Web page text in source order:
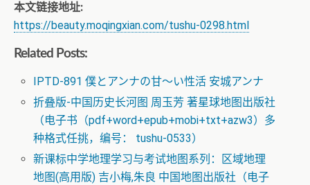
本文链接地址:
https://beauty.moqingxian.com/tushu-0298.html
Related Posts:
IPTD-891 僕とアンナの甘～い性活 安城アンナ
折叠版-中国历史长河图 周玉芳 著星球地图出版社
（电子书（pdf+word+epub+mobi+txt+azw3）多
种格式任挑，编号： tushu-0533）
新课标中学地理学习与考试地图系列：区域地理
地图(高用版) 吉小梅,朱良 中国地图出版社（电子